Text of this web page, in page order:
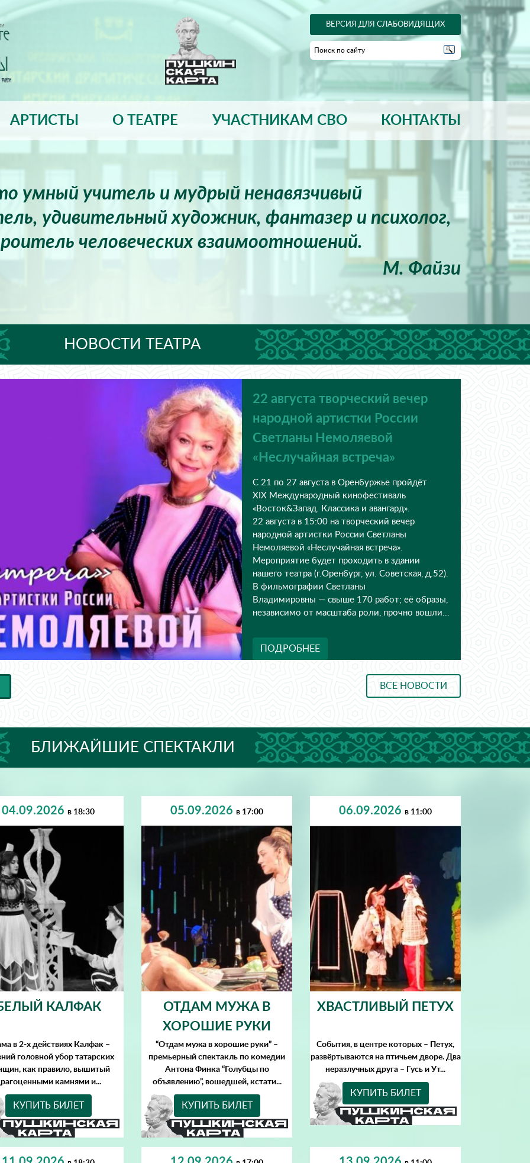
ВЕРСИЯ ДЛЯ СЛАБОВИДЯЩИХ
АРТИСТЫ О ТЕАТРЕ УЧАСТНИКАМ СВО КОНТАКТЫ
умный учитель и мудрый ненавязчивый
удивительный художник, фантазер и психолог,
человеческих взаимоотношений.
М. Файзи
НОВОСТИ ТЕАТРА
7 августа юбилей Растама
Абдрашитовича Абдуллаева —
заслуженного деятеля искусств
РФ и РТ.
Дорогие друзья, ценители театрального
искусства! Есть люди, чья судьба неразрывно
связана с театром, чья энергия наполняет сцену
жизнью, а каждый спектакль становится
событием. Мы приглашаем вас разделить с
нами особенный вечер — торжество таланта,
мудрости и бесконечной любви к сцене. 7
августа мы чествуем нашего дорогого Растама
Абдрашитовича Абдуллаева — заслуженного
деятеля искусств РФ и РТ. В этом г...
ПОДРОБНЕЕ
ВСЕ НОВОСТИ
БЛИЖАЙШИЕ СПЕКТАКЛИ
04.09.2026 в 18:30
КАЛФАК
в 2-х действиях Калфак –
головной убор татарских
как правило, вышитый
камнями и...
КУПИТЬ БИЛЕТ
05.09.2026 в 17:00
ОТДАМ МУЖА В
ХОРОШИЕ РУКИ
“Отдам мужа в хорошие руки” –
премьерный спектакль по комедии
Антона Финка “Голубцы по
объявлению”, вошедшей, кстати...
КУПИТЬ БИЛЕТ
06.09.2026 в 11:00
ХВАСТЛИВЫЙ ПЕТУХ
События, в центре которых – Петух,
развёртываются на птичьем дворе. Два
неразлучных друга – Гусь и Ут...
КУПИТЬ БИЛЕТ